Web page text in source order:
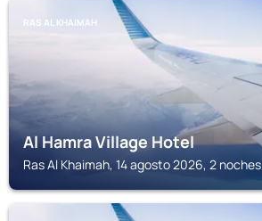
RAS AL KHAIMAH
Al Hamra Village Hotel
Ras Al Khaimah, 14 agosto 2026, 2 noches